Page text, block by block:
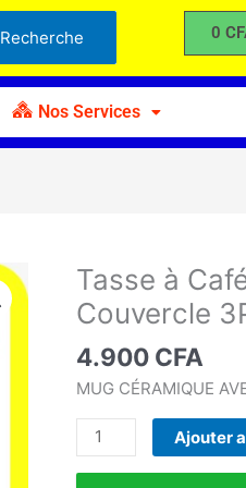
Recherche 0
Nos Services
Tasse à
Couvercle
4.900 CFA
MUG CÉRAMIQUE
quantité
de
Tasse
à
Café
Céramique
Dessin
Ajouter
Céramique
Dessin
avec